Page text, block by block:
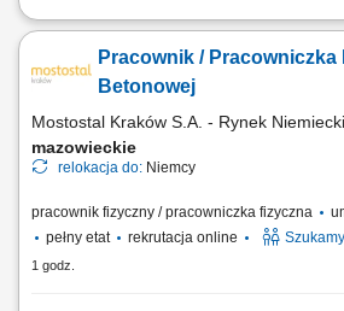
Opis stanowiska: Praca na koparce
Niemcy;
Pracownik /
Betonowej
Mostostal Kraków S.A. - Rynek Niemiecki
mazowieckie
relokacja do: Niemcy
pracownik fizyczny / pracowniczka fizyczna
pełny etat
rekrutacja online
1 godz.